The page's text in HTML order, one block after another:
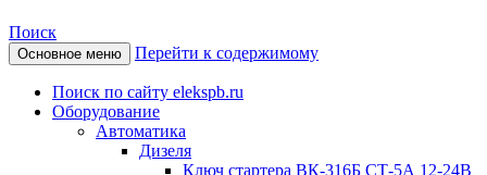
Поиск
Основное меню Перейти к содержимому
Поиск по сайту elekspb.ru
Оборудование
Автоматика
Дизеля
Ключ стартера ВК-316Б СТ-5А 12-24В